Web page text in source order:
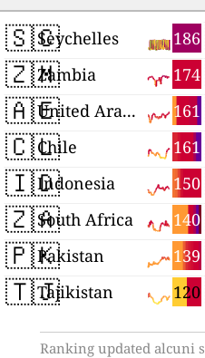
🇸🇨 186
Seychelles
🇿🇲 174
Zambia
🇦🇪 161
United Arab Emirates
🇨🇱 161
Chile
🇮🇩 150
Indonesia
🇿🇦 140
South Africa
🇵🇰 139
Pakistan
🇹🇯 120
Tajikistan
Ranking updated alcuni